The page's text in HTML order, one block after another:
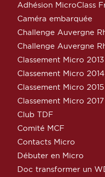
Adhésion MicroClass
Caméra embarquée
Challenge Auvergne
Challenge Auvergne
Classement Micro 2013
Classement Micro 2014
Classement Micro 2015
Classement Micro 2017
Club TDF
Comité MCF
Contacts Micro
Débuter en Micro
Doc transformer un